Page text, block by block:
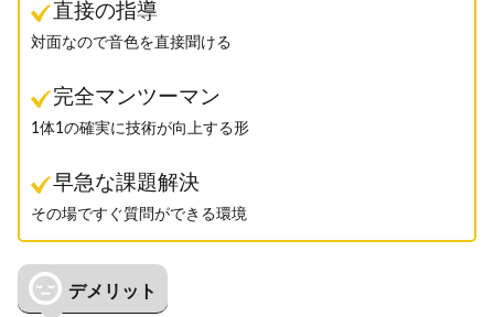
直接の指導
対面なので音色を直接聞ける
完全マンツーマン
1体1の確実に技術が向上する形
早急な課題解決
その場ですぐ質問ができる環境
デメリット